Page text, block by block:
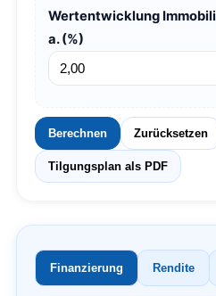
Wertentwicklung
a. (%)
Berechnen Zurücksetzen
Tilgungsplan als PDF
Finanzierung Rendite